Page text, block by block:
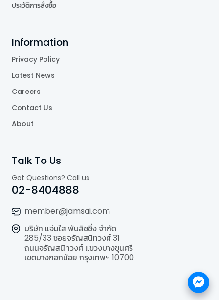
ประวัติการสั่งซื้อ
Information
Privacy Policy
Latest News
Careers
Contact Us
About
Talk To Us
Got Questions? Call us
02-8404888
member@jamsai.com
บริษัท แจ่มใส พับลิชชิ่ง จำกัด
285/33 ซอยจรัญสนิทวงศ์ 31
ถนนจรัญสนิทวงศ์ แขวงบางขุนศรี
เขตบางกอกน้อย กรุงเทพฯ 10700